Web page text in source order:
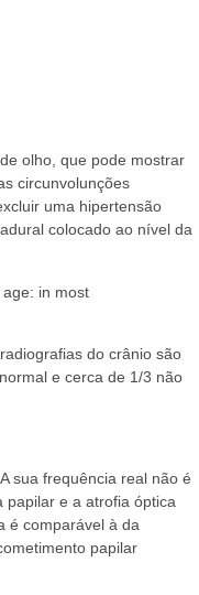
olho, que pode mostrar
circunvolunções
uma hipertensão
colocado ao nível da
in most
do crânio são
e cerca de 1/3 não
sua frequência real não é
papilar e a atrofia óptica
é comparável à da
papilar